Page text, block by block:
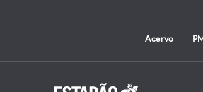
Acervo